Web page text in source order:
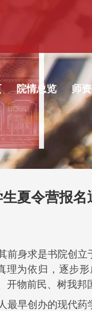
院情总览 师
夏令营报名
前身求是书院创立
理为依归，逐步
物前民、树我邦
最早创办的现代药